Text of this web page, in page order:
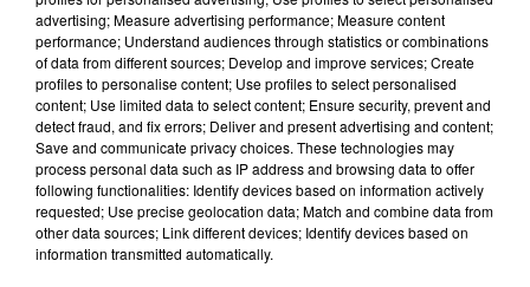
Le Mix de Nono #107
Le Mix de Nono
advertising; Measure advertising performance; Measure content
performance; Understand audiences through statistics or combinations
of data from different sources; Develop and improve services; Create
profiles to personalise content; Use profiles to select personalised
content; Use limited data to select content; Ensure security, prevent and
detect fraud, and fix errors; Deliver and present advertising and content;
Save and communicate privacy choices. These technologies may
process personal data such as IP address and browsing data to offer
following functionalities: Identify devices based on information actively
requested; Use precise geolocation data; Match and combine data from
other data sources; Link different devices; Identify devices based on
information transmitted automatically.